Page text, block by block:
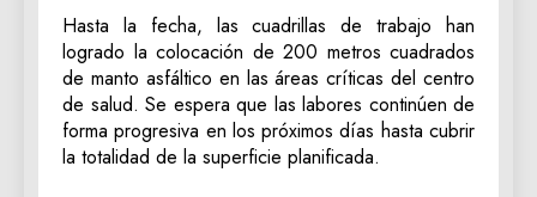
Hasta la fecha, las cuadrillas de trabajo han
logrado la colocación de 200 metros cuadrados
de manto asfáltico en las áreas críticas del centro
de salud. Se espera que las labores continúen de
forma progresiva en los próximos días hasta cubrir
la totalidad de la superficie planificada.